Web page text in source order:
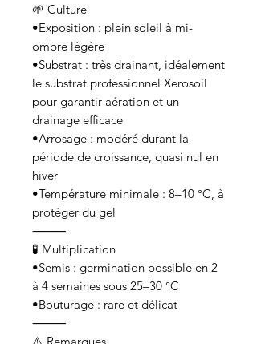
🌱 Culture
•Exposition : plein soleil à mi-
ombre légère
•Substrat : très drainant, idéalement
le substrat professionnel Xerosoil
pour garantir aération et un
drainage efficace
•Arrosage : modéré durant la
période de croissance, quasi nul en
hiver
•Température minimale : 8–10 °C, à
protéger du gel
⸻
🧪 Multiplication
•Semis : germination possible en 2
à 4 semaines sous 25–30 °C
•Bouturage : rare et délicat
⸻